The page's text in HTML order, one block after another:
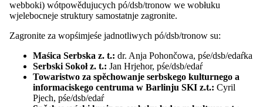
Pó drugej swětowej wójnje su nowozałožone institucije pśewzeli
nadawk towaristwa. Pó politiskem pśewrośenju jo se zglucyło,
źěłabnosć Maśice Serbskeje w lěśe 1993 zasej wótžywiś. Źinsa wiźi
wóna swój nadawk na pólu kulturneje historije a wobogaśijo
serbske wědomnostne a kulturne žywjenje w Dolnej Łužycy ze
zarědowanjami a publikacijami.
Cytaj dalejmjenjej
webboki) wótpowědujucych pó/dsb/tronow we wobłuku
wjelebocneje struktury samostatnje zagronite.
Zagronite za wopśimjeśe jadnotliwych pó/dsb/tronow su:
Maśica Serbska z. t.: dr. Anja Pohončowa, pśe/dsb/edaŕka
Serbski Sokoł z. t.: Jan Hrjehor, pśe/dsb/edaŕ
Towaristwo za spěchowanje serbskego kulturnego a
informaciskego centruma w Barlinju SKI z.t.: Cyril
Pjech, pśe/dsb/edaŕ